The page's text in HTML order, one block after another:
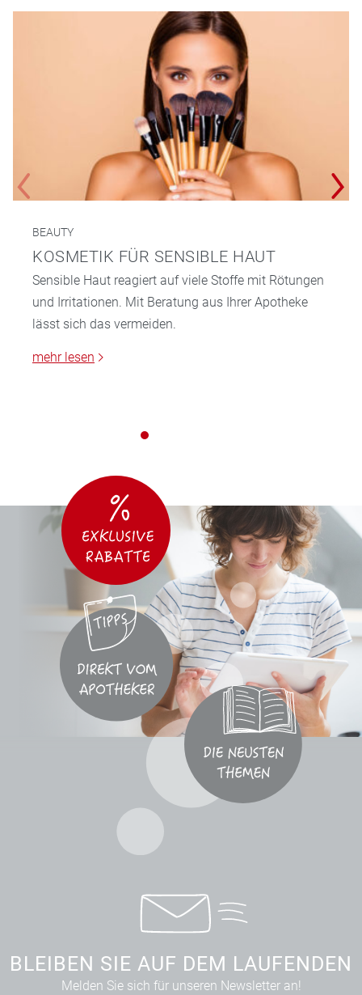
BEAUTY
KOSMETIK FÜR SENSIBLE HAUT
Sensible Haut reagiert auf viele Stoffe mit Rötungen
und Irritationen. Mit Beratung aus Ihrer Apotheke
lässt sich das vermeiden.
mehr lesen
BLEIBEN SIE AUF DEM LAUFENDEN
Melden Sie sich für unseren Newsletter an!